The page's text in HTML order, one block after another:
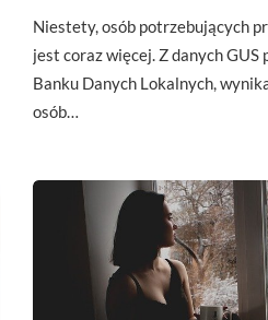
Niestety, osób potrzebujących
jest coraz więcej. Z danych
Banku Danych Lokalnych,
osób…